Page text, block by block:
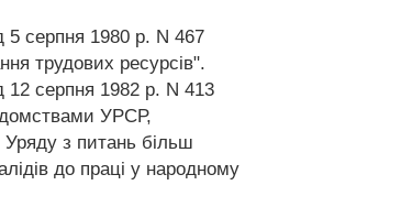
5 серпня 1980 р. N 467
трудових ресурсів".
12 серпня 1982 р. N 413
УРСР,
Уряду з питань більш
до праці у народному